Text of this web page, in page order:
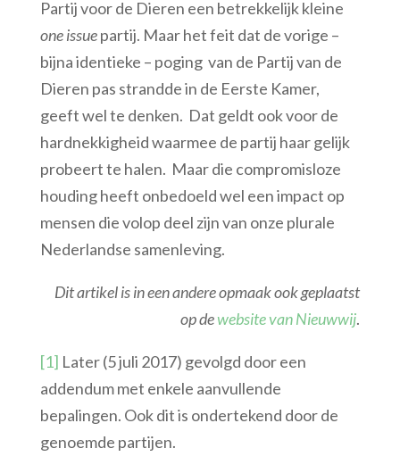
Partij voor de Dieren een betrekkelijk kleine
one issuepartij. Maar het feit dat de vorige –
bijna identieke – poging van de Partij van de
Dieren pas strandde in de Eerste Kamer,
geeft wel te denken. Dat geldt ook voor de
hardnekkigheid waarmee de partij haar gelijk
probeert te halen. Maar die compromisloze
houding heeft onbedoeld wel een impact op
mensen die volop deel zijn van onze plurale
Nederlandse samenleving.
Dit artikel is in een andere opmaak ook geplaatst
op dewebsite van Nieuwwij.
[1] Later (5 juli 2017) gevolgd door een
addendum met enkele aanvullende
bepalingen. Ook dit is ondertekend door de
genoemde partijen.